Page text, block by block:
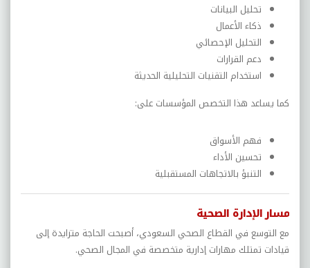
تحليل البيانات
ذكاء الأعمال
التحليل الإحصائي
دعم القرارات
استخدام التقنيات التحليلية الحديثة
كما يساعد هذا التخصص المؤسسات على:
فهم الأسواق
تحسين الأداء
التنبؤ بالاتجاهات المستقبلية
مسار الإدارة الصحية
مع التوسع في القطاع الصحي السعودي، أصبحت الحاجة متزايدة إلى
قيادات تمتلك مهارات إدارية متخصصة في المجال الصحي.